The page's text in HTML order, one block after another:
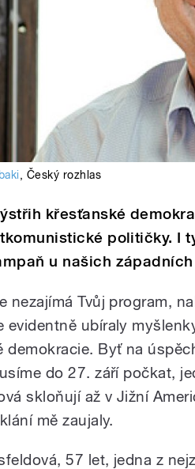
, Český rozhlas
křesťanské
političky. I
u našich
nezajímá Tvůj program,
evidentně ubíraly
demokracie. Byť na
do 27. září počkat,
skloňují až v Jižní
mě zaujaly.
57 let, jedna z